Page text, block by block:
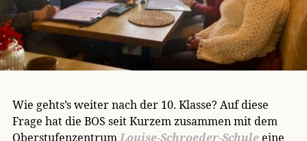
Wie gehts’s weiter nach der 10. Klasse? Auf diese
Frage hat die BOS seit Kurzem zusammen mit dem
Oberstufenzentrum Louise-Schroeder-Schuleeine